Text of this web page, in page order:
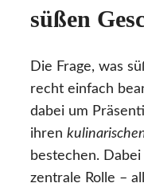
süßen
Die Frage, was
recht einfach
dabei um
ihren
bestechen.
zentrale Rolle –